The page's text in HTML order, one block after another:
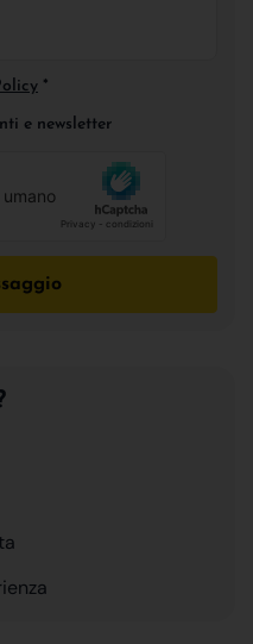
*
e newsletter